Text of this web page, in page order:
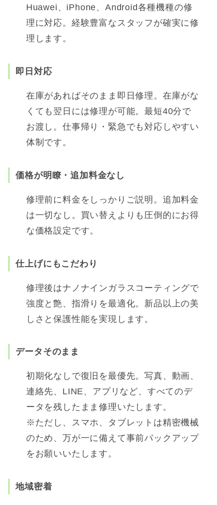
Huawei、iPhone、Android各種機種の修
理に対応。経験豊富なスタッフが確実に修
理します。
即日対応
在庫があればそのまま即日修理。在庫がな
くても翌日には修理が可能。最短40分で
お渡し。仕事帰り・緊急でも対応しやすい
体制です。
価格が明瞭 ・追加料金なし
修理前に料金をしっかりご説明。追加料金
は一切なし。買い替えよりも圧倒的にお得
な価格設定です。
仕上げにもこだわり
修理後はナノナインガラスコーティングで
強度と艶、指滑りを最適化。新品以上の美
しさと保護性能を実現します。
データそのまま
初期化なしで復旧を最優先。写真、動画、
連絡先、LINE、アプリなど、すべてのデ
ータを残したまま修理いたします。
※ただし、スマホ、タブレットは精密機械
のため、万が一に備えて事前バックアップ
をお願いいたします。
地域密着